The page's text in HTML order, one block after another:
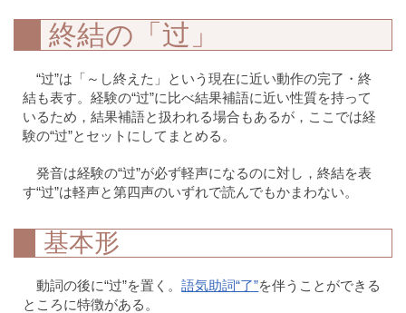
終結の「过」
“过”は「～し終えた」という現在に近い動作の完了・終
結も表す。経験の“过”に比べ結果補語に近い性質を持って
いるため，結果補語と扱われる場合もあるが，ここでは経
験の“过”とセットにしてまとめる。
発音は経験の“过”が必ず軽声になるのに対し，終結を表
す“过”は軽声と第四声のいずれで読んでもかまわない。
基本形
動詞の後に“过”を置く。語気助詞“了”を伴うことができる
ところに特徴がある。